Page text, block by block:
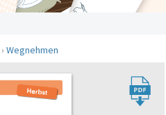
› Wegnehmen